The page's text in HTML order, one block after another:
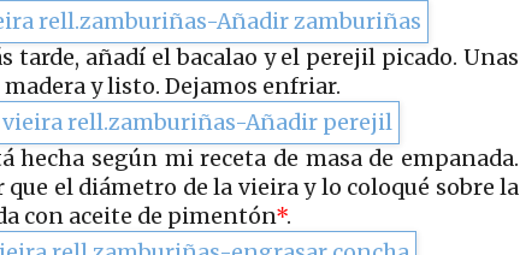
tarde, añadí el bacalao y el perejil picado. Unas
y listo. Dejamos enfriar.
hecha según mi receta de masa de empanada.
el diámetro de la vieira y lo coloqué sobre la
con aceite de pimentón*.